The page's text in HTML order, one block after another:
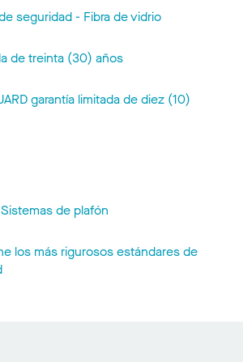
seguridad - Fibra de vidrio
de treinta (30) años
garantía limitada de diez (10)
Sistemas de plafón
los más rigurosos estándares de